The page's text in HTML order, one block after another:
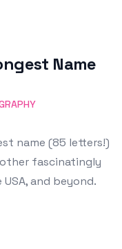
Name
name (85 letters!)
other fascinatingly
and beyond.